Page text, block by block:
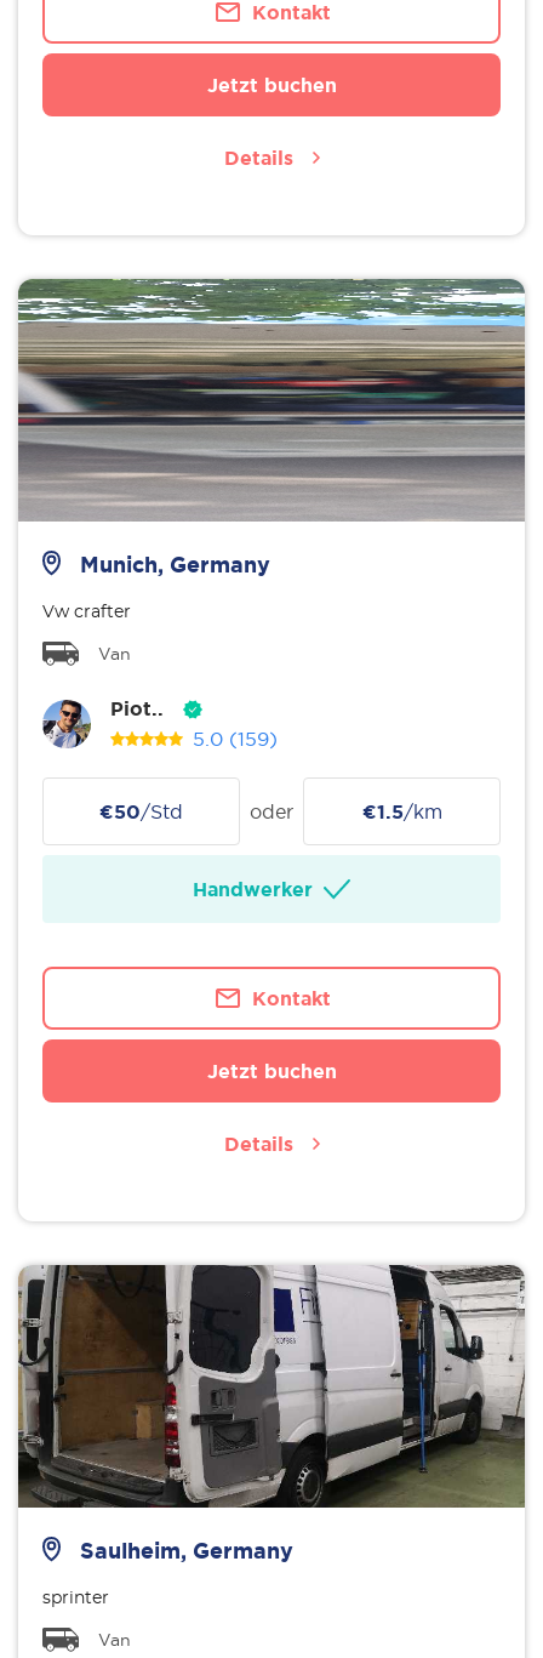
Kontakt
Jetzt buchen
Details
Munich, Germany
Vw crafter
Van
Piot..
5.0 (159)
€50/Std oder €1.5/km
Handwerker
Kontakt
Jetzt buchen
Details
Saulheim, Germany
sprinter
Van